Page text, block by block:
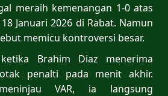
meraih kemenangan 1-0 atas
Januari 2026 di Rabat. Namun
memicu kontroversi besar.
Brahim Diaz menerima
penalti pada menit akhir.
VAR, ia langsung